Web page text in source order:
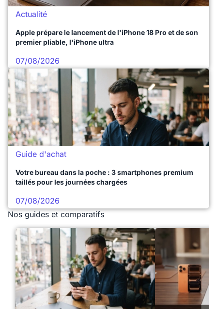
Actualité
Apple prépare le lancement de l'iPhone 18 Pro et de son
premier pliable, l'iPhone ultra
07/08/2026
Guide d'achat
Votre bureau dans la poche : 3 smartphones premium
taillés pour les journées chargées
07/08/2026
Nos guides et comparatifs